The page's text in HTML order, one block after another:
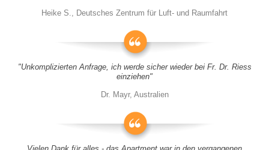
Heike S., Deutsches Zentrum für Luft- und Raumfahrt
"Unkomplizierten Anfrage, ich werde sicher wieder bei Fr. Dr. Riess
einziehen"
Dr. Mayr, Australien